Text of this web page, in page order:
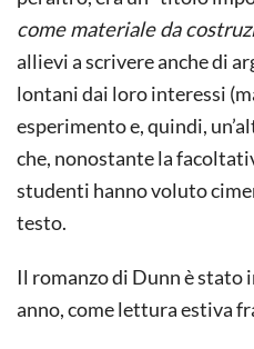
come materiale da
allievi a scrivere anche di
lontani dai loro interessi
esperimento e, quindi,
che, nonostante la
studenti hanno voluto
testo.
Il romanzo di Dunn è stato
anno, come lettura estiva